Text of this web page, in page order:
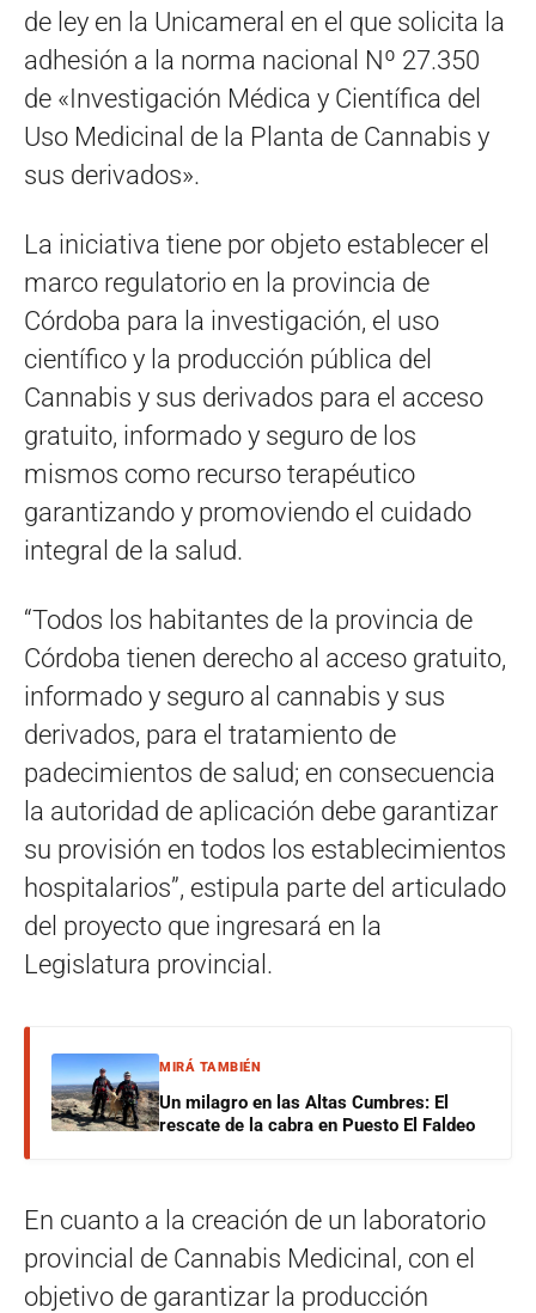
de ley en la Unicameral en el que solicita la
adhesión a la norma nacional Nº 27.350
de «Investigación Médica y Científica del
Uso Medicinal de la Planta de Cannabis y
sus derivados».
La iniciativa tiene por objeto establecer el
marco regulatorio en la provincia de
Córdoba para la investigación, el uso
científico y la producción pública del
Cannabis y sus derivados para el acceso
gratuito, informado y seguro de los
mismos como recurso terapéutico
garantizando y promoviendo el cuidado
integral de la salud.
“Todos los habitantes de la provincia de
Córdoba tienen derecho al acceso gratuito,
informado y seguro al cannabis y sus
derivados, para el tratamiento de
padecimientos de salud; en consecuencia
la autoridad de aplicación debe garantizar
su provisión en todos los establecimientos
hospitalarios”, estipula parte del articulado
del proyecto que ingresará en la
Legislatura provincial.
MIRÁ TAMBIÉN
Un milagro en las Altas Cumbres: El
rescate de la cabra en Puesto El Faldeo
En cuanto a la creación de un laboratorio
provincial de Cannabis Medicinal, con el
objetivo de garantizar la producción